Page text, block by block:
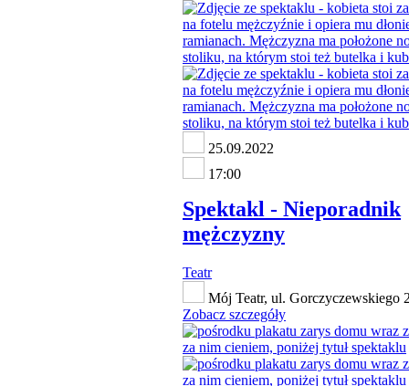
25.09.2022
17:00
Spektakl - Nieporadnik
mężczyzny
Teatr
Mój Teatr, ul. Gorczyczewskiego
Zobacz szczegóły